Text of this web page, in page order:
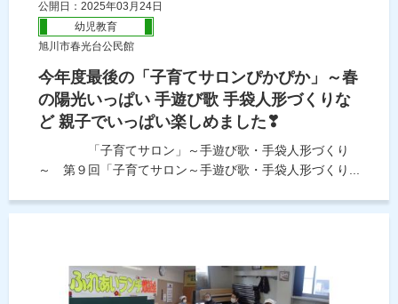
公開日：2025年03月24日
幼児教育
旭川市春光台公民館
今年度最後の「子育てサロンぴかぴか」～春
の陽光いっぱい 手遊び歌 手袋人形づくりな
ど 親子でいっぱい楽しめました❣
「子育てサロン」～手遊び歌・手袋人形づくり
～ 第９回「子育てサロン～手遊び歌・手袋人形づくり...